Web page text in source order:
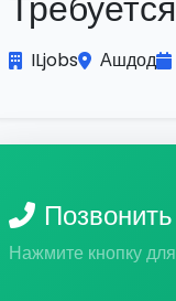
ILjobs Ашдод
Нажмите кнопку